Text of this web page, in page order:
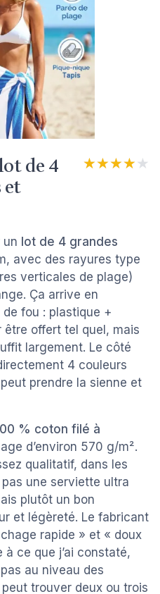
de 4
et
★★★★★
★★★★★
un lot de 4 grandes
avec des rayures type
verticales de plage)
Ça arrive en
de fou : plastique +
être offert tel quel, mais
largement. Le côté
4 couleurs
prendre la sienne et
% coton filé à
d’environ 570 g/m².
qualitatif, dans les
une serviette ultra
plutôt un bon
et légèreté. Le fabricant
rapide » et « doux
ce que j’ai constaté,
au niveau des
trouver deux ou trois